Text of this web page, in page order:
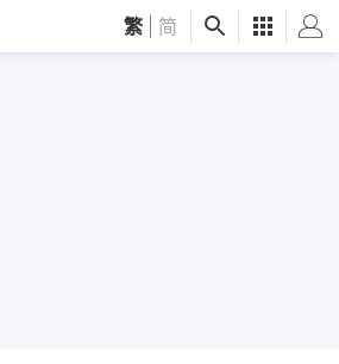
繁 简